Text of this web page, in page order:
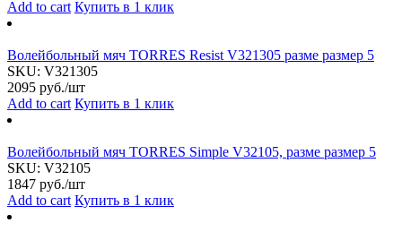
Add to cart Купить в 1 клик
Волейбольный мяч TORRES Resist V321305 разме размер 5
SKU: V321305
2095 руб./шт
Add to cart Купить в 1 клик
Волейбольный мяч TORRES Simple V32105, разме размер 5
SKU: V32105
1847 руб./шт
Add to cart Купить в 1 клик